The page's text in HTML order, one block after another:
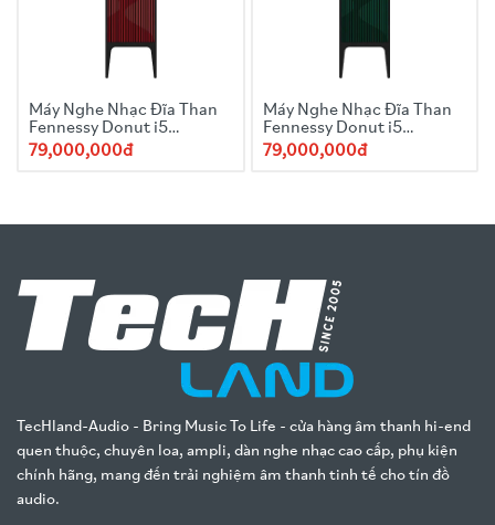
Máy Nghe Nhạc Đĩa Than
Fennessy Donut i5
Quicksand 2025 Red
79,000,000đ
Máy Nghe Nhạc Đĩa Than
Fennessy Donut i5
Quicksand 2025
79,000,000đ
TecHland-Audio - Bring Music To Life - cửa hàng âm thanh hi-end
quen thuộc, chuyên loa, ampli, dàn nghe nhạc cao cấp, phụ kiện
chính hãng, mang đến trải nghiệm âm thanh tinh tế cho tín đồ
audio.